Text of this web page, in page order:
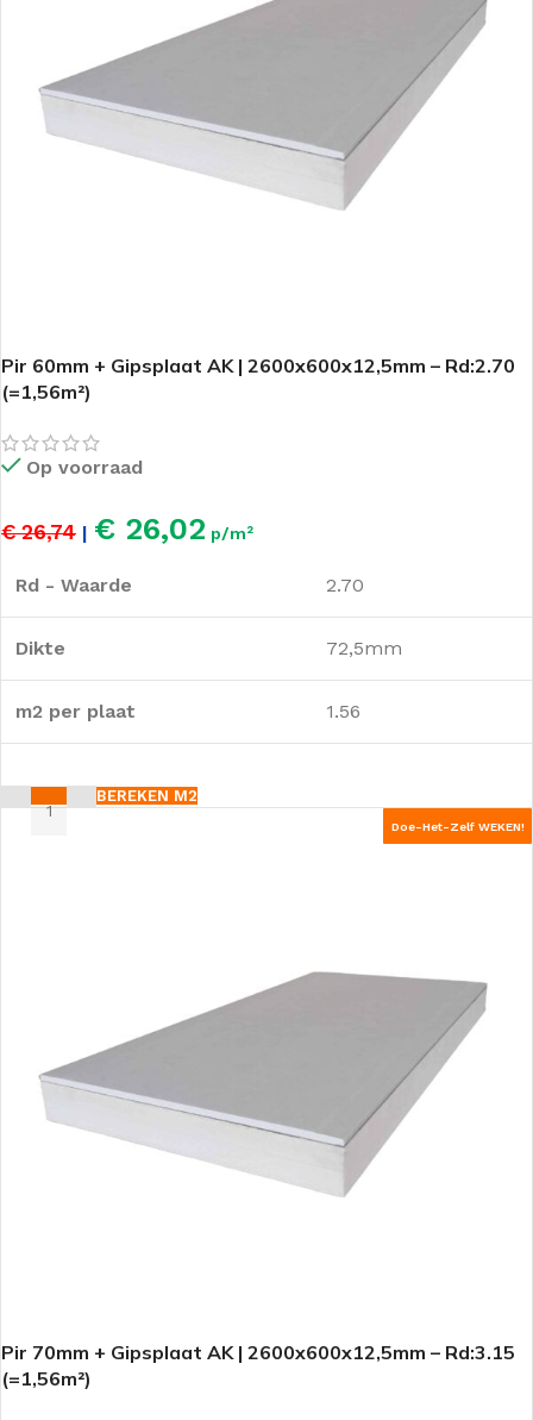
Pir 60mm + Gipsplaat AK | 2600x600x12,5mm – Rd:2.70
(=1,56m²)
Op voorraad
€ 26,74 | € 26,02 p/m²
Rd - Waarde 2.70
Dikte 72,5mm
m2 per plaat 1.56
BEREKEN M2
Doe-Het-Zelf WEKEN!
Pir 70mm + Gipsplaat AK | 2600x600x12,5mm – Rd:3.15
(=1,56m²)